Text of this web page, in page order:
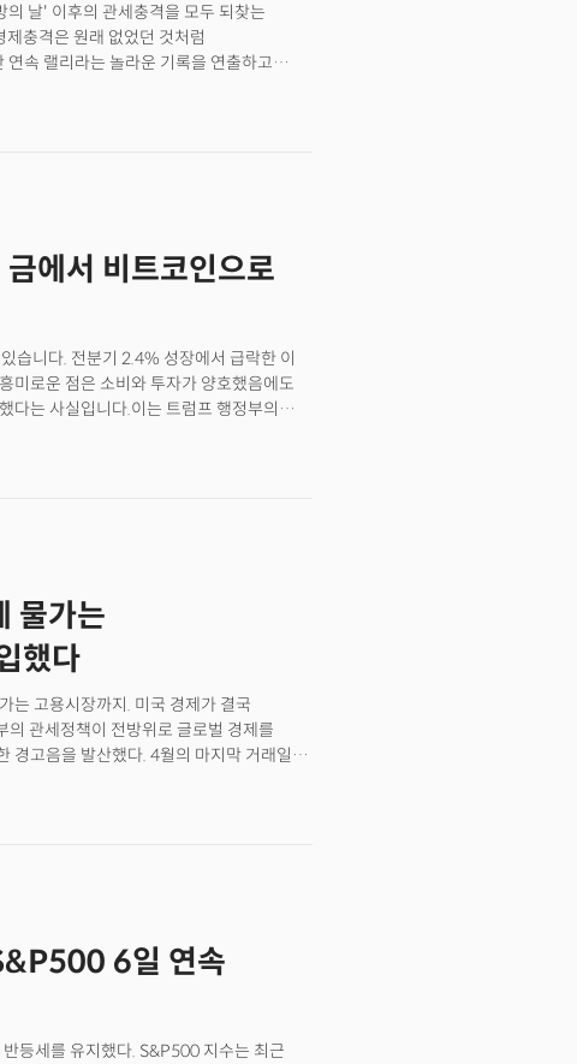
레체크 매니징 디렉터는 "관세 시계가
하고 되돌리기 어려워지기 전에 무역협상
날' 이후의 관세충격을 모두 되찾는
충격은 원래 없었던 것처럼
속 랠리라는 놀라운 기록을 연출하고
부해야 할까요?&nbsp;미국의 1분기
에서 비트코인으로
습니다. 전분기 2.4% 성장에서 급락한 이
미로운 점은 소비와 투자가 양호했음에도
다는 사실입니다.이는 트럼프 행정부의
러한 패턴은 2분기 수입 감소로 이어질
물가는
했다
는 고용시장까지. 미국 경제가 결국
관세정책이 전방위로 글로벌 경제를
경고음을 발산했다. 4월의 마지막 거래일인
레이션'의 초기 국면에 진입했음을
6일 연속
등세를 유지했다. S&P500 지수는 최근